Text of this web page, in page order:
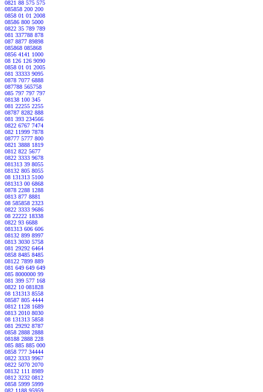
0821 88 575 575
085858 200 200
0858 01 01 2008
08586 800 5000
0822 35 789 789
081 337788 878
087 8877 89898
085868 085868
0856 4141 1000
08 126 126 9090
0858 01 01 2005
081 33333 9095
0878 7077 6888
087788 565758
085 797 797 797
08138 100 345
081 22255 2255
08787 8282 888
081 393 234566
0822 6767 7474
082 11999 7878
08777 5777 800
0821 3888 1819
0812 822 5677
0822 3333 9678
081313 39 8055
08132 805 8055
08 131313 5100
081313 00 6868
0878 2288 1288
0813 877 8881
08 585858 2323
0822 3333 9686
08 22222 18338
0822 93 6688
081313 606 606
08132 899 8997
0813 3030 5758
081 29292 6464
0858 8485 8485
08122 7899 889
081 649 649 649
085 8000000 99
081 399 577 168
0822 10 081828
08 131313 8558
08587 805 4444
0812 1128 1689
0813 2010 8030
08 131313 5858
081 29292 8787
0858 2888 2888
08188 2888 228
085 885 885 000
0858 777 34444
0822 3333 9967
0822 5070 2070
08132 111 8989
0812 3232 0812
0858 5999 5999
082 1188 95959